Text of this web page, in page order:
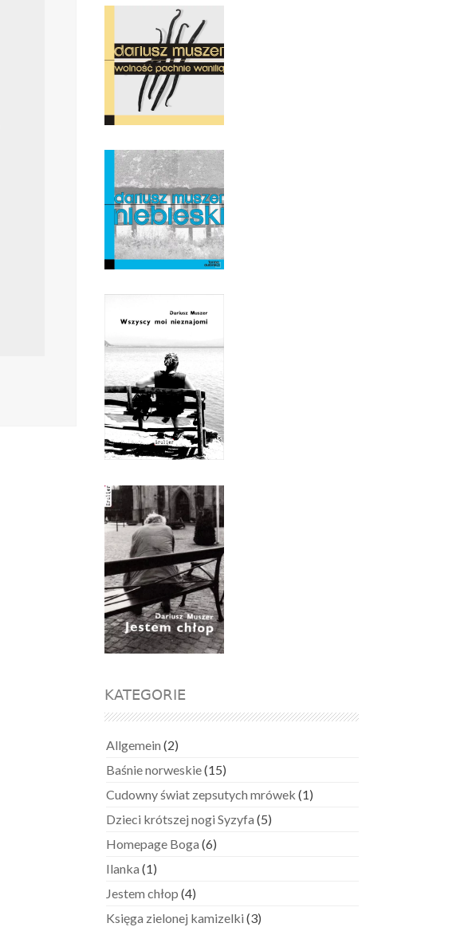
KATEGORIE
Allgemein (2)
Baśnie norweskie(15)
Cudowny świat zepsutych mrówek (1)
Dzieci krótszej nogi Syzyfa (5)
Homepage Boga (6)
Ilanka (1)
Jestem chłop (4)
Księga zielonej kamizelki (3)